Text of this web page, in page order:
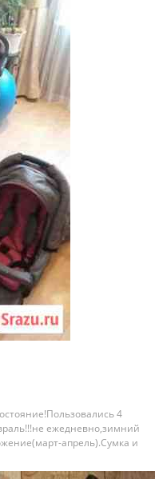
4
ежедневно,зимний
апрель).Сумка и
Категория: